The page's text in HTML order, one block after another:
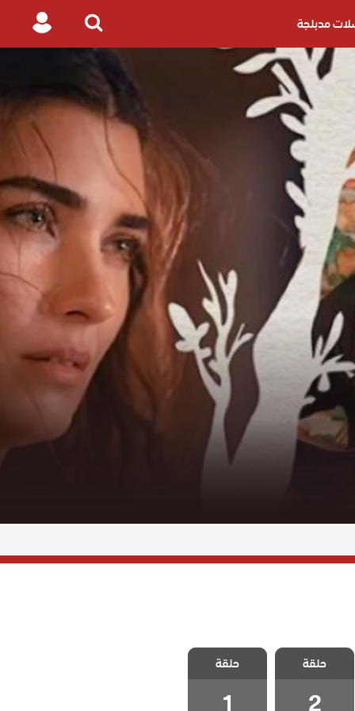
مدبلجة
Search
for
Login
مسلسل ذات
اخرى الموسم
الثاني الحلقة 2
حلقة
2
مسلسل ذات
اخرى الموسم
الثاني الحلقة 1
حلقة
1